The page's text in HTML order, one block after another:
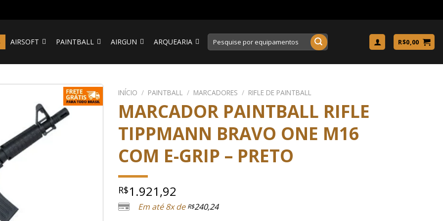
AIRSOFT PAINTBALL AIRGUN ARQUEARIA
Pesquisar
por:
R$0,00
INÍCIO / PAINTBALL / MARCADORES / RIFLE DE PAINTBALL
MARCADOR PAINTBALL RIFLE
TIPPMANN BRAVO ONE M16
COM E-GRIP – PRETO
R$1.921,92
Em até 8x de R$240,24